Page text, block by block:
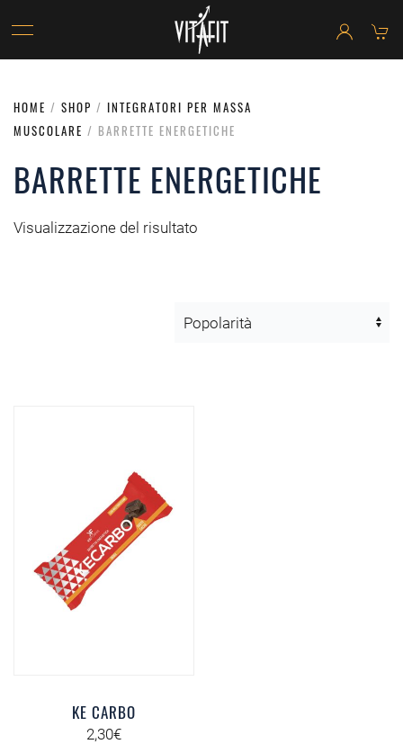
HOME / SHOP / INTEGRATORI PER MASSA
MUSCOLARE / BARRETTE ENERGETICHE
BARRETTE ENERGETICHE
Visualizzazione del risultato
KE CARBO
2,30€